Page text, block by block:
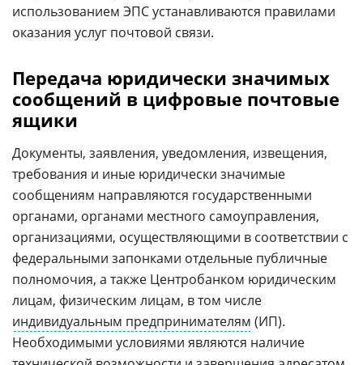
использованием ЭПС устанавливаются правилами
оказания услуг почтовой связи.
Передача юридически значимых
сообщений в цифровые почтовые
ящики
Документы, заявления, уведомления, извещения,
требования и иные юридически значимые
сообщениям направляются государственными
органами, органами местного самоуправления,
организациями, осуществляющими в соответствии с
федеральными запонками отдельные публичные
полномочия, а также Центробанком юридическим
лицам, физическим лицам, в том числе
индивидуальным предпринимателям (ИП).
Необходимыми условиями являются наличие